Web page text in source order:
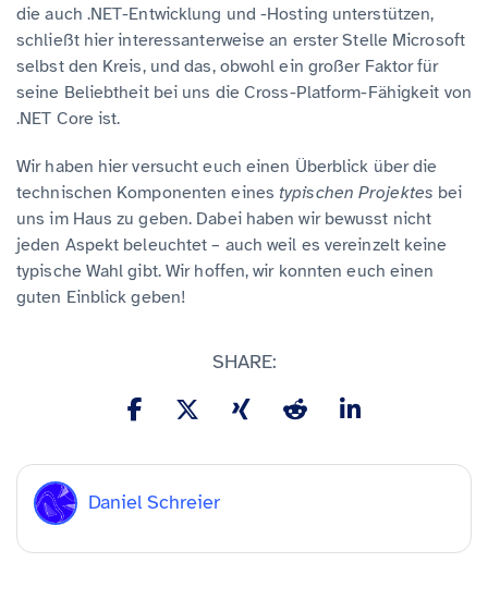
die auch .NET-Entwicklung und -Hosting unterstützen,
schließt hier interessanterweise an erster Stelle Microsoft
selbst den Kreis, und das, obwohl ein großer Faktor für
seine Beliebtheit bei uns die Cross-Platform-Fähigkeit von
.NET Core ist.
Wir haben hier versucht euch einen Überblick über die
technischen Komponenten eines typischen Projektes bei
uns im Haus zu geben. Dabei haben wir bewusst nicht
jeden Aspekt beleuchtet – auch weil es vereinzelt keine
typische Wahl gibt. Wir hoffen, wir konnten euch einen
guten Einblick geben!
SHARE:
Daniel Schreier